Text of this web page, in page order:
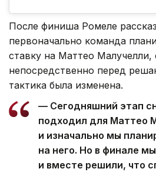
После финиша Ромеле
первоначально команда
ставку на Маттео Малучелли,
непосредственно перед
тактика была изменена.
— Сегодняшний этап
подходил для Маттео
и изначально мы
на него. Но в финале
и вместе решили, что